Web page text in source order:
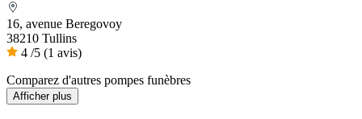
16, avenue Beregovoy
38210 Tullins
4 /5 (1 avis)
Comparez d'autres pompes funèbres
Afficher plus